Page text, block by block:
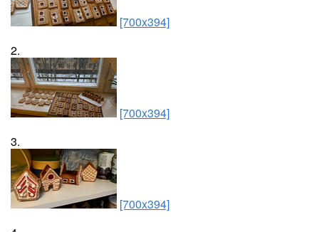
[700x394]
2.
[700x394]
3.
[700x394]